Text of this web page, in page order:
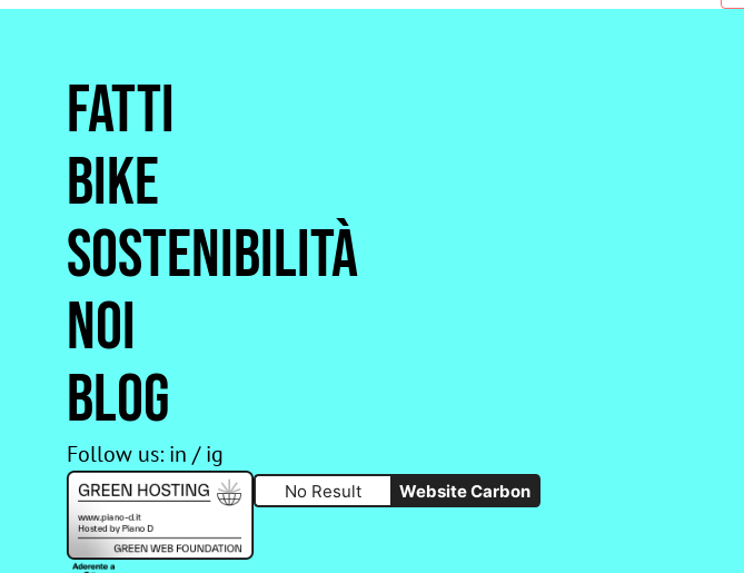
Fatti
Bike
Sostenibilità
Noi
Blog
Follow us: in /ig
No Result Website Carbon